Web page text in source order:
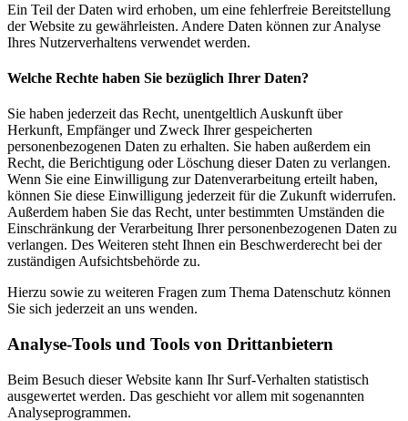
Ein Teil der Daten wird erhoben, um eine fehlerfreie Bereitstellung
der Website zu gewährleisten. Andere Daten können zur Analyse
Ihres Nutzerverhaltens verwendet werden.
Welche Rechte haben Sie bezüglich Ihrer Daten?
Sie haben jederzeit das Recht, unentgeltlich Auskunft über
Herkunft, Empfänger und Zweck Ihrer gespeicherten
personenbezogenen Daten zu erhalten. Sie haben außerdem ein
Recht, die Berichtigung oder Löschung dieser Daten zu verlangen.
Wenn Sie eine Einwilligung zur Datenverarbeitung erteilt haben,
können Sie diese Einwilligung jederzeit für die Zukunft widerrufen.
Außerdem haben Sie das Recht, unter bestimmten Umständen die
Einschränkung der Verarbeitung Ihrer personenbezogenen Daten zu
verlangen. Des Weiteren steht Ihnen ein Beschwerderecht bei der
zuständigen Aufsichtsbehörde zu.
Hierzu sowie zu weiteren Fragen zum Thema Datenschutz können
Sie sich jederzeit an uns wenden.
Analyse-Tools und Tools von Dritt­anbietern
Beim Besuch dieser Website kann Ihr Surf-Verhalten statistisch
ausgewertet werden. Das geschieht vor allem mit sogenannten
Analyseprogrammen.